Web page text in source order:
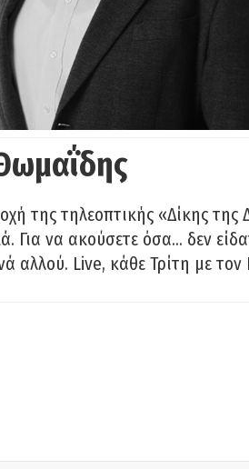
της τηλεοπτικής «Δίκης της
Για να ακούσετε όσα… δεν
αλλού. Live, κάθε Τρίτη με